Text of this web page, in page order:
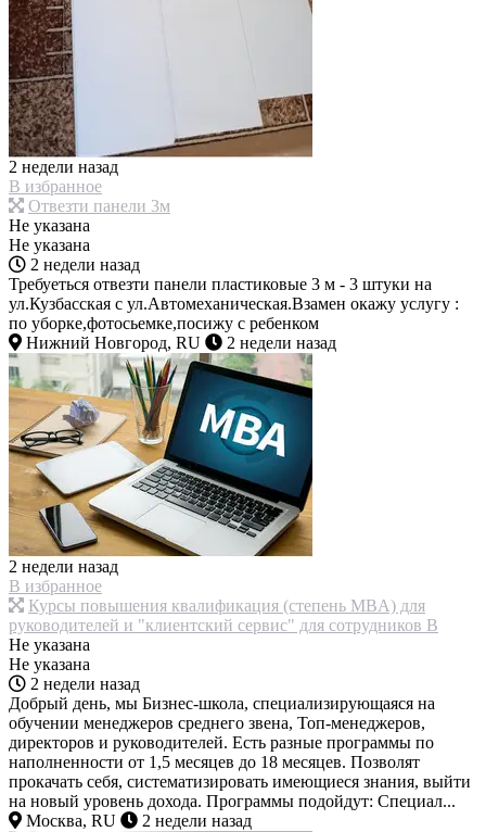
2 недели назад
В избранное
Отвезти панели 3м
Не указана
Не указана
2 недели назад
Требуеться отвезти панели пластиковые 3 м - 3 штуки на
ул.Кузбасская с ул.Автомеханическая.Взамен окажу услугу :
по уборке,фотосьемке,посижу с ребенком
Нижний Новгород, RU
2 недели назад
2 недели назад
В избранное
Курсы повышения квалификация (степень MBA) для
руководителей и "клиентский сервис" для сотрудников В
Не указана
Не указана
2 недели назад
Добрый день, мы Бизнес-школа, специализирующаяся на
обучении менеджеров среднего звена, Топ-менеджеров,
директоров и руководителей. Есть разные программы по
наполненности от 1,5 месяцев до 18 месяцев. Позволят
прокачать себя, систематизировать имеющиеся знания, выйти
на новый уровень дохода. Программы подойдут: Специал...
Москва, RU
2 недели назад